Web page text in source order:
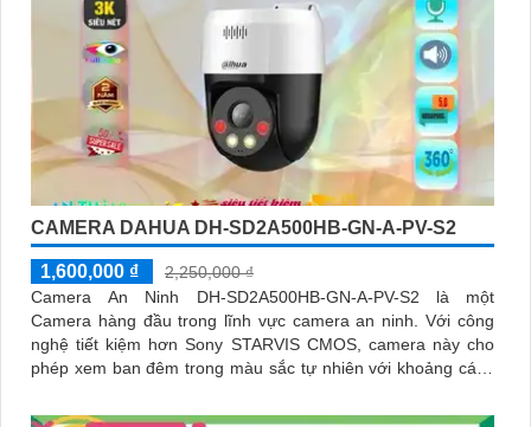
CAMERA DAHUA DH-SD2A500HB-GN-A-PV-S2
1,600,000 ₫
2,250,000 ₫
Camera An Ninh DH-SD2A500HB-GN-A-PV-S2 là một
Camera hàng đầu trong lĩnh vực camera an ninh. Với công
nghệ tiết kiệm hơn Sony STARVIS CMOS, camera này cho
phép xem ban đêm trong màu sắc tự nhiên với khoảng cách